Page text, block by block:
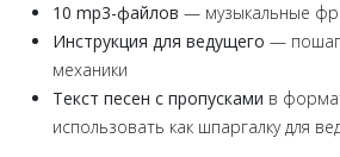
10 mp3-файлов — музыкальные
Инструкция для ведущего —
механики
Текст песен с пропусками в
использовать как шпаргалку для